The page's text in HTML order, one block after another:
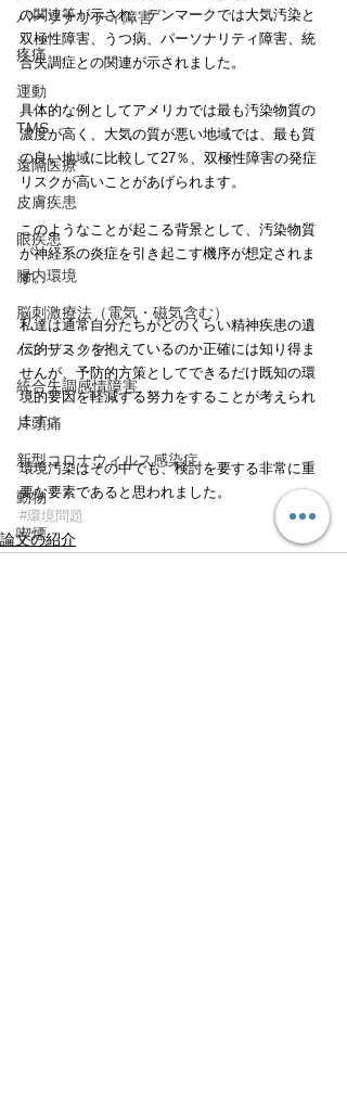
パーソナリティ障害
疼痛
運動
TMS
遠隔医療
皮膚疾患
眼疾患
腸内環境
脳刺激療法（電気・磁気含む）
パンデミック
統合失調感情障害
片頭痛
新型コロナウィルス感染症
動物
喫煙
の関連等が示され、デンマークでは大気汚染と
双極性障害、うつ病、パーソナリティ障害、統
合失調症との関連が示されました。
具体的な例としてアメリカでは最も汚染物質の
濃度が高く、大気の質が悪い地域では、最も質
の良い地域に比較して27％、双極性障害の発症
リスクが高いことがあげられます。
このようなことが起こる背景として、汚染物質
が神経系の炎症を引き起こす機序が想定されま
す。
私達は通常自分たちがどのくらい精神疾患の遺
伝的リスクを抱えているのか正確には知り得ま
せんが、予防的方策としてできるだけ既知の環
境的要因を軽減する努力をすることが考えられ
ます。
環境汚染はその中でも、検討を要する非常に重
要な要素であると思われました。
#環境問題
論文の紹介